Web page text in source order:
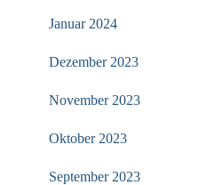
Januar 2024
Dezember 2023
November 2023
Oktober 2023
September 2023